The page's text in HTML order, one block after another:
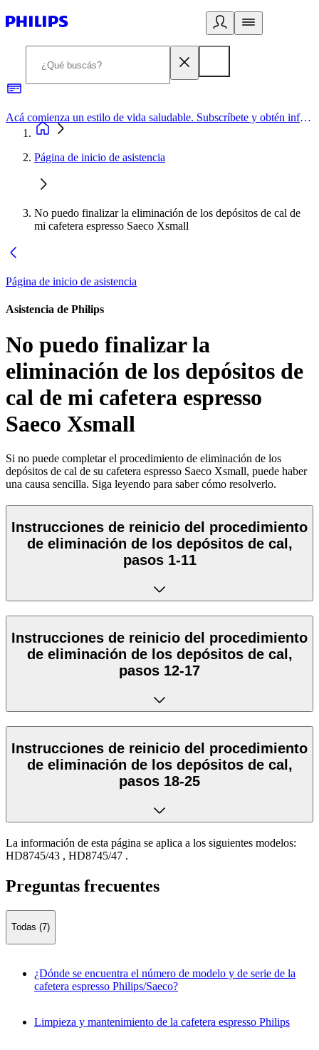
Acá comienza un estilo de vida saludable. Subscríbete y obtén información de primera mano
Página de inicio de asistencia
No puedo finalizar la eliminación de los depósitos de cal de
mi cafetera espresso Saeco Xsmall
Página de inicio de asistencia
Asistencia de Philips
No puedo finalizar la
eliminación de los depósitos de
cal de mi cafetera espresso
Saeco Xsmall
Si no puede completar el procedimiento de eliminación de los
depósitos de cal de su cafetera espresso Saeco Xsmall, puede haber
una causa sencilla. Siga leyendo para saber cómo resolverlo.
Instrucciones de reinicio del procedimiento
de eliminación de los depósitos de cal,
pasos 1-11
Instrucciones de reinicio del procedimiento
de eliminación de los depósitos de cal,
pasos 12-17
Instrucciones de reinicio del procedimiento
de eliminación de los depósitos de cal,
pasos 18-25
La información de esta página se aplica a los siguientes modelos:
HD8745/43 , HD8745/47 .
Preguntas frecuentes
Todas (7)
¿Dónde se encuentra el número de modelo y de serie de la
cafetera espresso Philips/Saeco?
Limpieza y mantenimiento de la cafetera espresso Philips